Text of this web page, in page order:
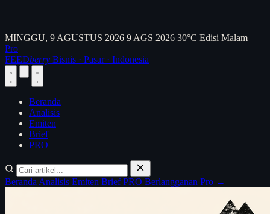
MINGGU, 9 AGUSTUS 2026 9 AGS 2026 30°C Edisi Malam
Pro
FEEDberry Bisnis · Pasar · Indonesia
Beranda
Analisis
Emiten
Brief
PRO
Beranda Analisis Emiten BriefPRO Berlangganan Pro →